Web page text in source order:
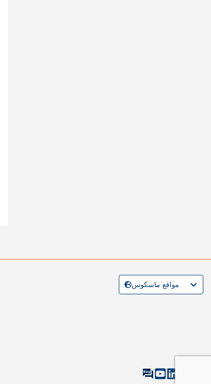
مواقع ماسكوس